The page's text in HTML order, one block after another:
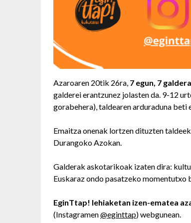
Azaroaren 20tik 26ra, 7 egun, 7
galderei erantzunez jolasten da. 9-12
gorabehera), taldearen arduraduna
Emaitza onenak lortzen dituzten
Durangoko Azokan.
Galderak askotarikoak izaten dira:
Euskaraz ondo pasatzeko momentutxo
EginTtap! lehiaketan izen-ematea
(Instagramen@eginttap) webgunean.